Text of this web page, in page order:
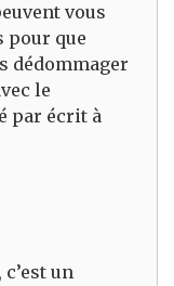
vous
pour que
dédommager
le
par écrit à
un